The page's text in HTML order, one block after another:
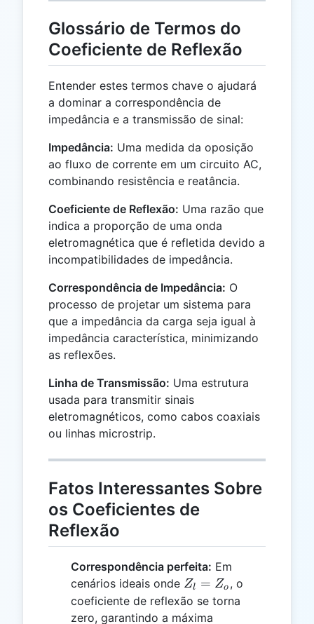
Glossário de Termos do
Coeficiente de Reflexão
Entender estes termos chave o ajudará
a dominar a correspondência de
impedância e a transmissão de sinal:
Impedância: Uma medida da oposição
ao fluxo de corrente em um circuito AC,
combinando resistência e reatância.
Coeficiente de Reflexão: Uma razão que
indica a proporção de uma onda
eletromagnética que é refletida devido a
incompatibilidades de impedância.
Correspondência de Impedância: O
processo de projetar um sistema para
que a impedância da carga seja igual à
impedância característica, minimizando
as reflexões.
Linha de Transmissão: Uma estrutura
usada para transmitir sinais
eletromagnéticos, como cabos coaxiais
ou linhas microstrip.
Fatos Interessantes Sobre
os Coeficientes de
Reflexão
Correspondência perfeita: Em
cenários ideais onde Z_l
=
Z_o
Zl = Zo , o
coeficiente de reflexão se torna
zero, garantindo a máxima